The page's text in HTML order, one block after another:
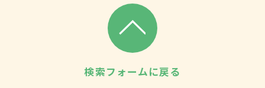
検索フォームに戻る